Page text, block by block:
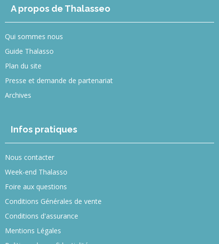
A propos de Thalasseo
Qui sommes nous
Guide Thalasso
Plan du site
Presse et demande de partenariat
Archives
Infos pratiques
Nous contacter
Week-end Thalasso
Foire aux questions
Conditions Générales de vente
Conditions d'assurance
Mentions Légales